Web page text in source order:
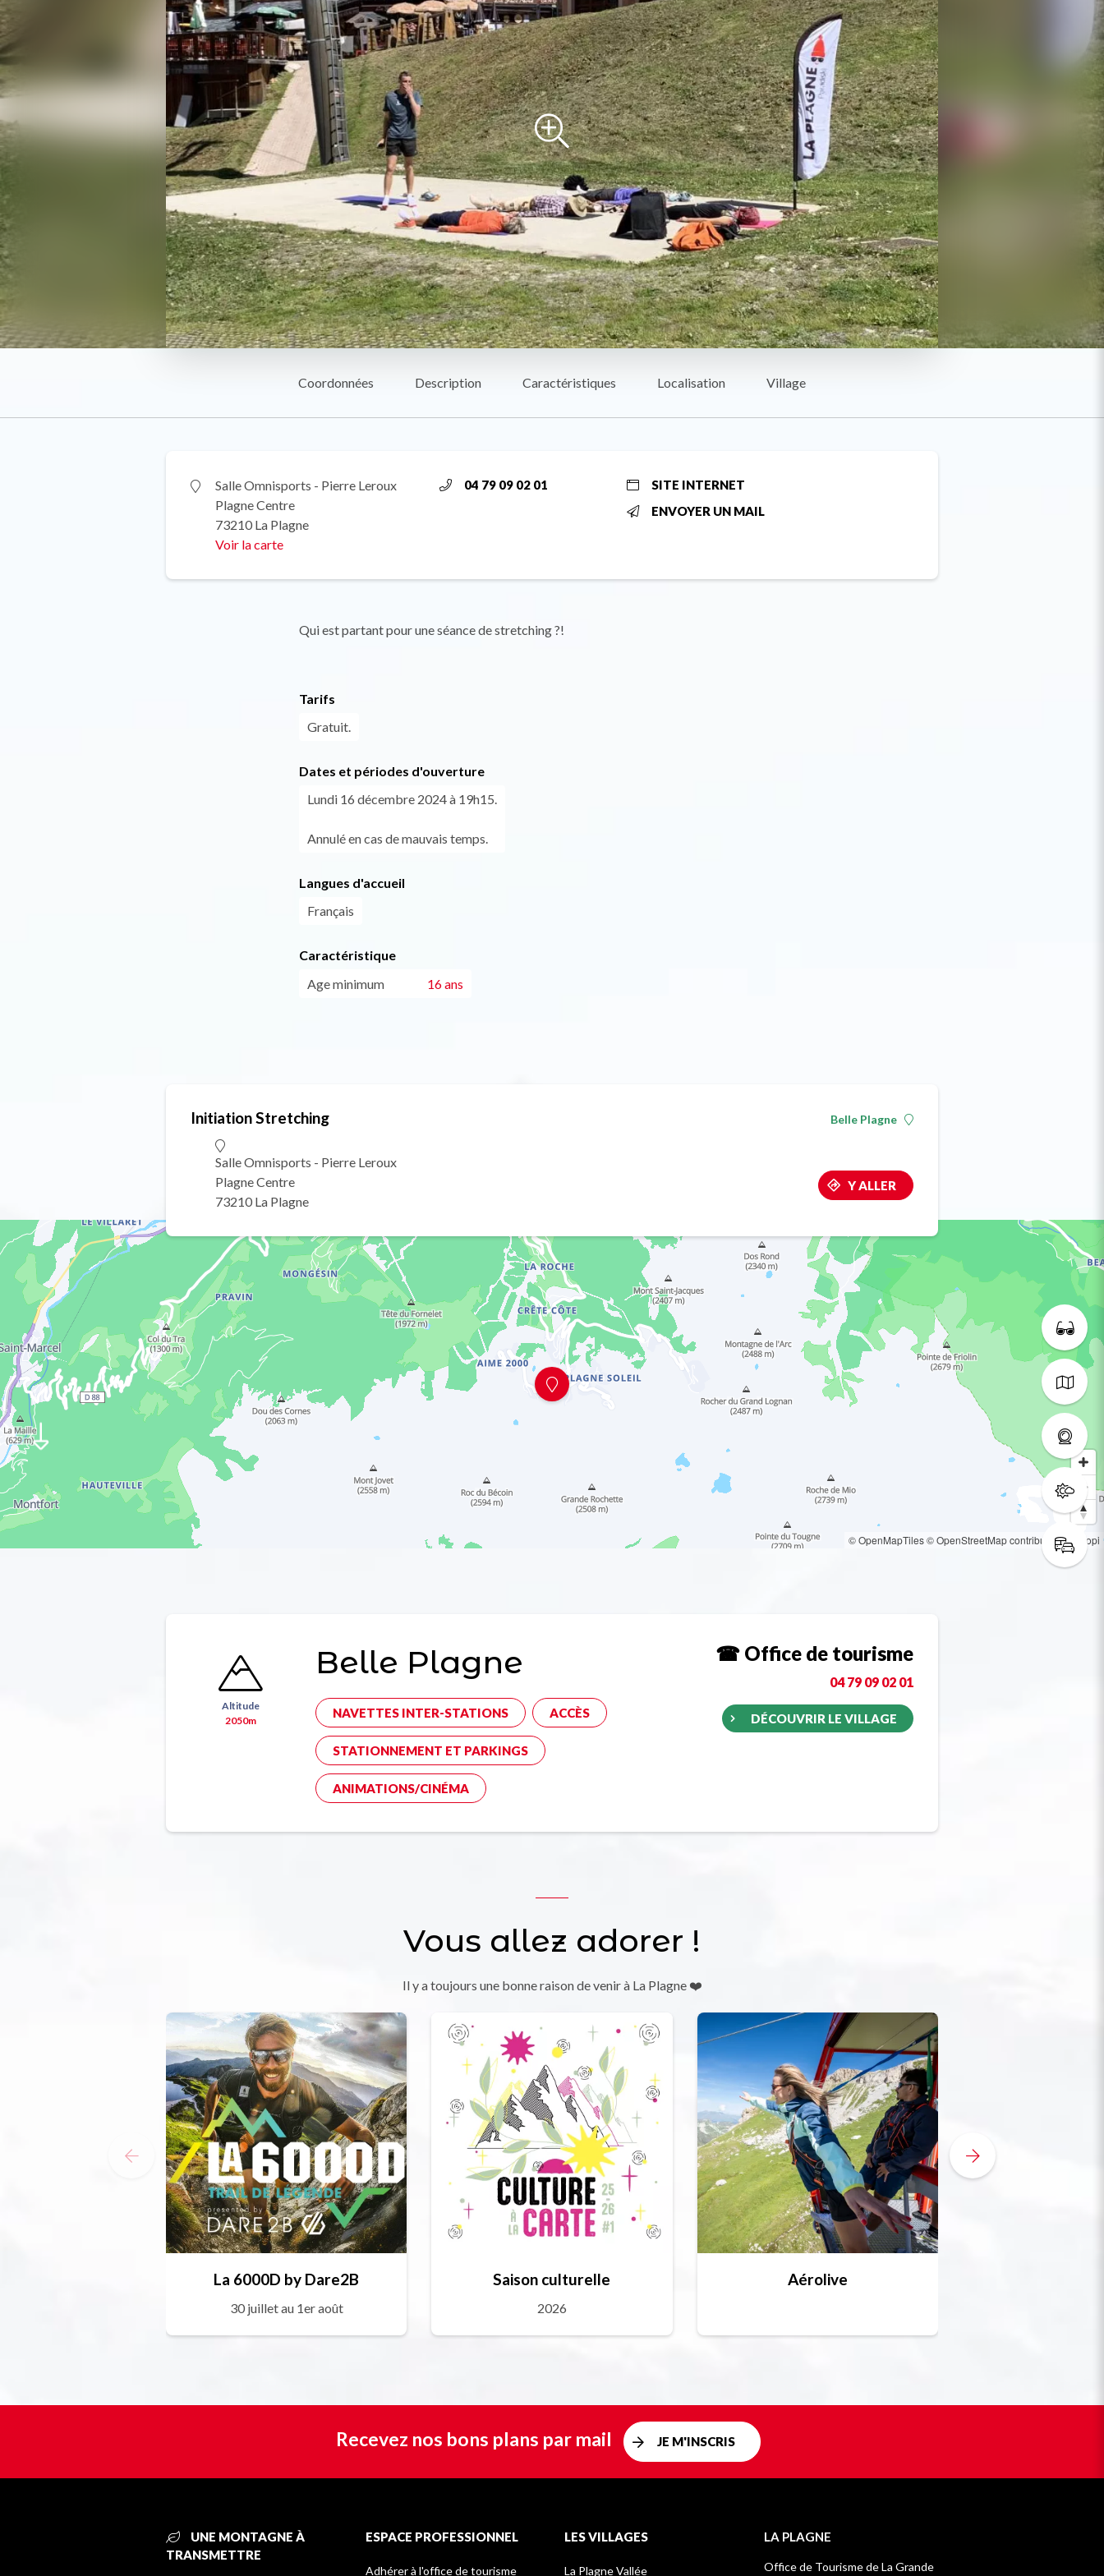
Coordonnées Description Caractéristiques Localisation Village
Salle Omnisports - Pierre Leroux
Plagne Centre
73210 La Plagne
Voir la carte
04 79 09 02 01
SITE INTERNET
ENVOYER UN MAIL
Qui est partant pour une séance de stretching ?!
Tarifs
Gratuit.
Dates et périodes d'ouverture
Lundi 16 décembre 2024 à 19h15.
Annulé en cas de mauvais temps.
Langues d'accueil
Français
Caractéristique
Age minimum
16 ans
Initiation Stretching
Salle Omnisports - Pierre Leroux
Plagne Centre
73210 La Plagne
Belle Plagne
Y ALLER
© OpenMapTiles© OpenStreetMap contributors© Loopi
Altitude
2050m
Belle Plagne
NAVETTES INTER-STATIONS ACCÈS
STATIONNEMENT ET PARKINGS
ANIMATIONS/CINÉMA
☎ Office de tourisme
04 79 09 02 01
DÉCOUVRIR LE VILLAGE
Vous allez adorer !
Il y a toujours une bonne raison de venir à La Plagne ❤️
La 6000D by Dare2B
30 juillet au 1er août
Saison culturelle
2026
Aérolive
Recevez nos bons plans par mail JE M'INSCRIS
UNE MONTAGNE À
TRANSMETTRE
ESPACE PROFESSIONNEL
Adhérer à l'office de tourisme
LES VILLAGES
La Plagne Vallée
LA PLAGNE
Office de Tourisme de La Grande